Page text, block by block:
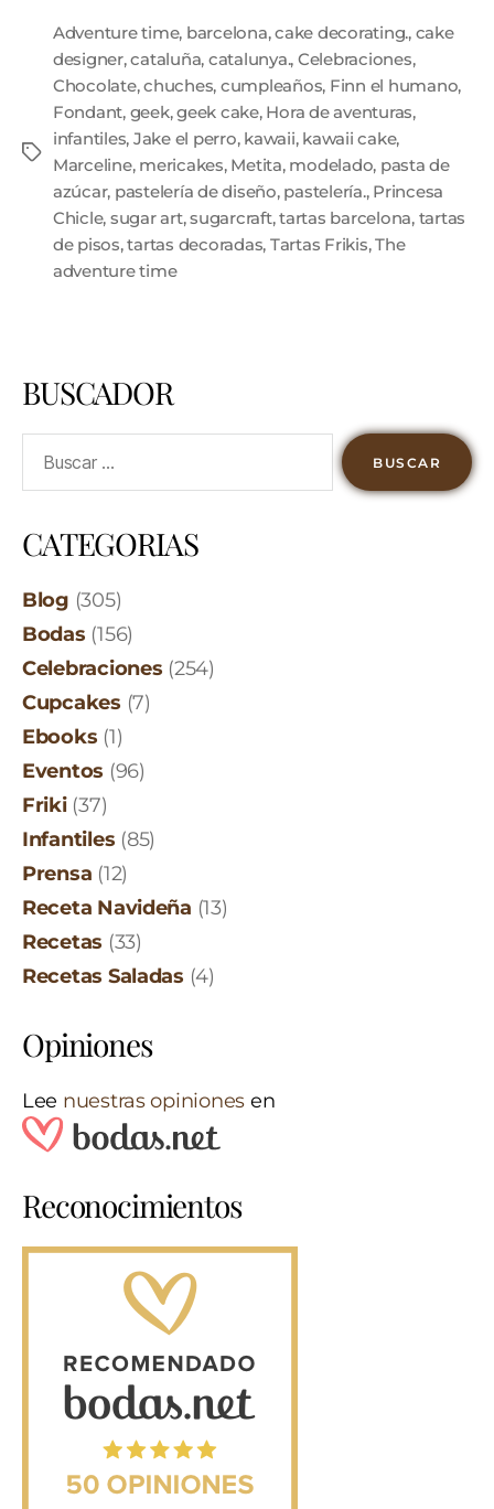
Adventure time, barcelona,cake decorating., cake
designer,cataluña, catalunya., Celebraciones,
Chocolate,chuches, cumpleaños, Finn el humano,
Fondant, geek,geek cake, Hora de aventuras,
infantiles, Jake el perro, kawaii, kawaii cake,
Marceline, mericakes, Metita, modelado, pasta de
azúcar, pastelería de diseño, pastelería., Princesa
Chicle, sugar art,sugarcraft,tartas barcelona, tartas
de pisos,tartas decoradas, Tartas Frikis,The
adventure time
BUSCADOR
CATEGORIAS
Blog (305)
Bodas (156)
Celebraciones (254)
Cupcakes (7)
Ebooks (1)
Eventos (96)
Friki(37)
Infantiles (85)
Prensa (12)
Receta Navideña (13)
Recetas (33)
Recetas Saladas (4)
Opiniones
Lee nuestras opiniones en
Reconocimientos